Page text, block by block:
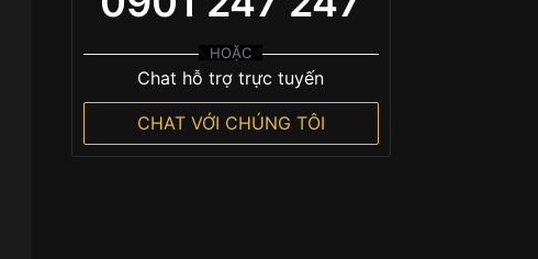
HOẶC
Chat hỗ trợ trực tuyến
CHAT VỚI CHÚNG TÔI